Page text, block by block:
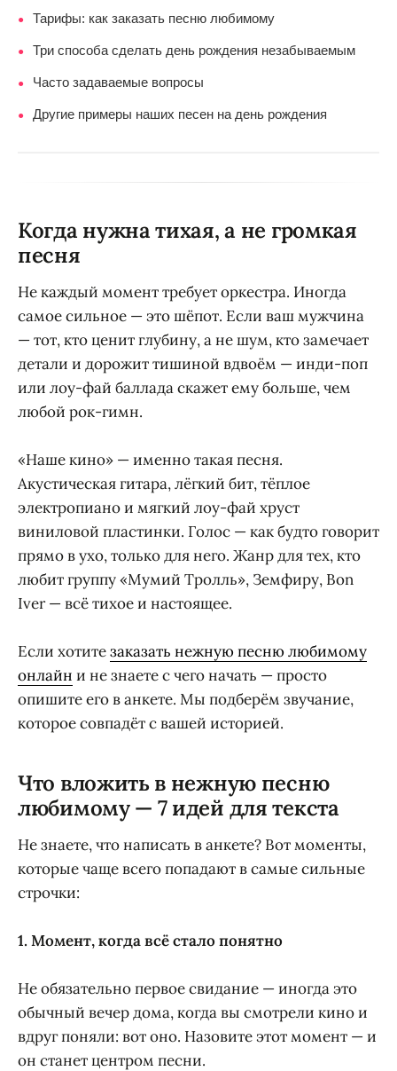
● Тарифы: как заказать песню любимому
● Три способа сделать день рождения незабываемым
● Часто задаваемые вопросы
● Другие примеры наших песен на день рождения
Когда нужна тихая, а не громкая
песня
Не каждый момент требует оркестра. Иногда
самое сильное — это шёпот. Если ваш мужчина
— тот, кто ценит глубину, а не шум, кто замечает
детали и дорожит тишиной вдвоём — инди-поп
или лоу-фай баллада скажет ему больше, чем
любой рок-гимн.
«Наше кино» — именно такая песня.
Акустическая гитара, лёгкий бит, тёплое
электропиано и мягкий лоу-фай хруст
виниловой пластинки. Голос — как будто говорит
прямо в ухо, только для него. Жанр для тех, кто
любит группу «Мумий Тролль», Земфиру, Bon
Iver — всё тихое и настоящее.
Если хотитезаказать нежную песню любимому
онлайн и не знаете с чего начать — просто
опишите его в анкете. Мы подберём звучание,
которое совпадёт с вашей историей.
Что вложить в нежную песню
любимому — 7 идей для текста
Не знаете, что написать в анкете? Вот моменты,
которые чаще всего попадают в самые сильные
строчки:
1. Момент, когда всё стало понятно
Не обязательно первое свидание — иногда это
обычный вечер дома, когда вы смотрели кино и
вдруг поняли: вот оно. Назовите этот момент — и
он станет центром песни.